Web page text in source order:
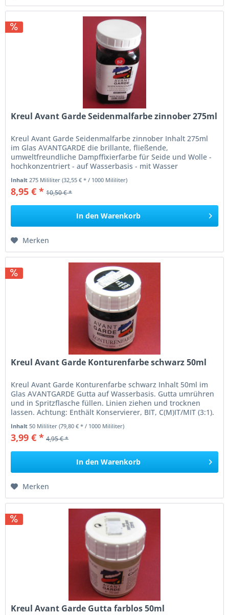
Kreul Avant Garde Seidenmalfarbe zinnober 275ml
Kreul Avant Garde Seidenmalfarbe zinnober Inhalt 275ml
im Glas AVANTGARDE die brillante, fließende,
umweltfreundliche Dampffixierfarbe für Seide und Wolle -
hochkonzentriert - auf Wasserbasis - mit Wasser
verdünnbar - Fixierdauer: 3...
Inhalt275 Mililiter(32,55 € * / 1000 Mililiter)
8,95 € * 10,50 € *
In den Warenkorb
Merken
Kreul Avant Garde Konturenfarbe schwarz 50ml
Kreul Avant Garde Konturenfarbe schwarz Inhalt 50ml im
Glas AVANTGARDE Gutta auf Wasserbasis. Gutta umrühren
und in Spritzflasche füllen. Linien ziehen und trocknen
lassen. Achtung: Enthält Konservierer, BIT, C(M)IT/MIT (3:1).
Inhalt 50 Mililiter(79,80 € * / 1000 Mililiter)
3,99 € * 4,95 € *
In den Warenkorb
Merken
Kreul Avant Garde Gutta farblos 50ml